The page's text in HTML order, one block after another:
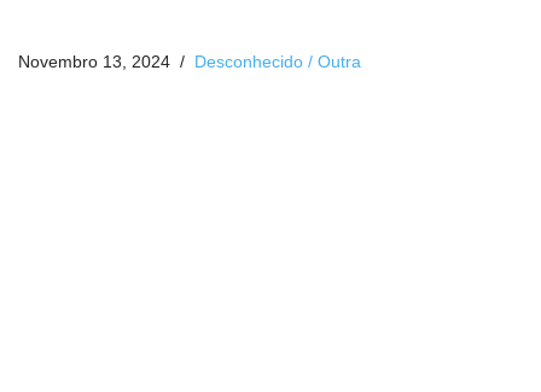
Novembro 13, 2024 Desconhecido / Outra